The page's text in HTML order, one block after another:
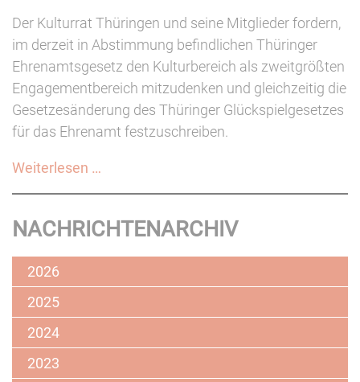
Der Kulturrat Thüringen und seine Mitglieder fordern,
im derzeit in Abstimmung befindlichen Thüringer
Ehrenamtsgesetz den Kulturbereich als zweitgrößten
Engagementbereich mitzudenken und gleichzeitig die
Gesetzesänderung des Thüringer Glückspielgesetzes
für das Ehrenamt festzuschreiben.
Weiterlesen …
im
Thüringer
mitbedacht
NACHRICHTENARCHIV
2026
2025
2024
2023